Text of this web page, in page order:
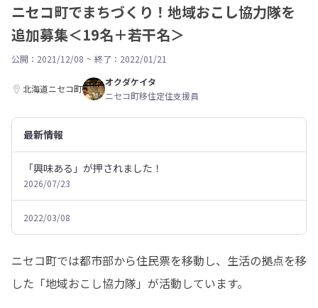
ニセコ町でまちづくり！地域おこし協力隊を
追加募集＜19名＋若干名＞
公開：2021/12/08 ~ 終了：2022/01/21
北海道ニセコ町
オクダケイタ
ニセコ町移住定住支援員
最新情報
「興味ある」が押されました！
2026/07/23
2022/03/08
ニセコ町では都市部から住民票を移動し、生活の拠点を移
した「地域おこし協力隊」が活動しています。